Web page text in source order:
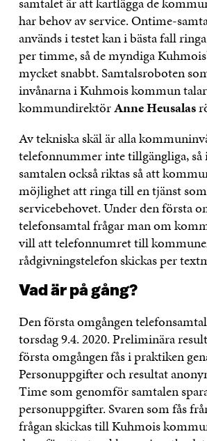
har behov av service. Ontime-
används i testet kan i bästa fall
per timme, så de myndiga
mycket snabbt. Samtalsroboten
invånarna i Kuhmois kommun
kommundirektörAnne Heusalas
Av tekniska skäl är alla
telefonnummer inte tillgängliga, så
samtalen också riktas så att
möjlighet att ringa till en tjänst
servicebehovet. Under den första
telefonsamtal frågar man om
vill att telefonnumret till
rådgivningstelefon skickas per
Vad är på gång?
Den första omgången
torsdag 9.4. 2020. Preliminära
första omgången fås i praktiken
Personuppgifter och resultat
Time som genomför samtalen
personuppgifter. Svaren som fås
frågan skickas till Kuhmois